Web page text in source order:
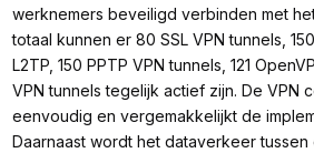
werknemers beveiligd verbinden met
totaal kunnen er 80 SSL VPN tunnels,
L2TP, 150 PPTP VPN tunnels, 121
VPN tunnels tegelijk actief zijn. De VPN
eenvoudig en vergemakkelijkt de
Daarnaast wordt het dataverkeer